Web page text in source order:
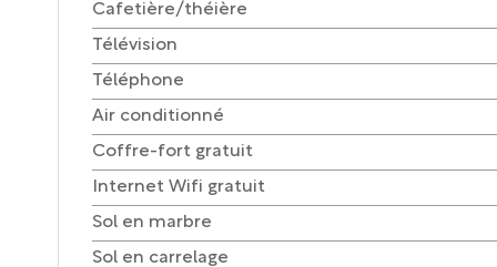
Cafetière/théière
Télévision
Téléphone
Air conditionné
Coffre-fort gratuit
Internet Wifi gratuit
Sol en marbre
Sol en carrelage